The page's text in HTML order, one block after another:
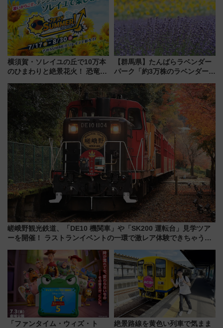
横浜へ！
横須賀・ソレイユの丘で10万本
のひまわりと絶景花火！ 恐竜や
帰りお出かけ最新情報（2026年
7月17日～開催）
【群馬県】たんばらラベンダー
パーク「約3万株のラベンダー」
で都心から約1時間半で夏の絶景
を！
嵯峨野観光鉄道、「DE10 機関車」や「SK200 運転台」見学ツア
ーを開催！ ラストランイベントの一環で激レア体験できちゃうか
「ファンタイム・ウィズ・ト 絶景路線を黄色い列車で気まま